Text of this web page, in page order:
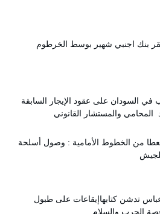
بنك اجنبي شهير بوسط الخرطوم
في السودان على عقود الإيجار السابقة
المحامي والمستشار القانوني
من الخطوط الأمامية : وصول أسلحة
تدشن كتابهاإيقاعات على طبول
الحرب والسلام